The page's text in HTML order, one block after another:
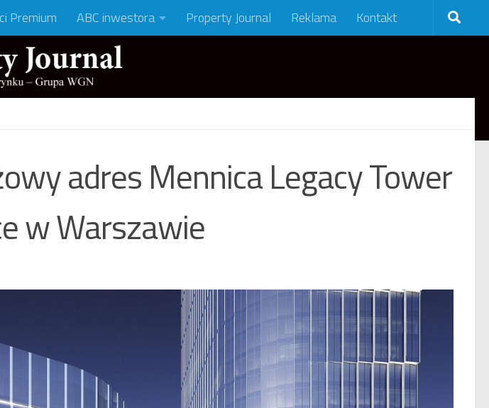
Premium ABC inwestora Property Journal Reklama Kontakt
adres Mennica Legacy Tower
w Warszawie